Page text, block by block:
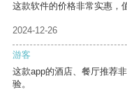
这款软件的价格非常实惠，
2024-12-26
游客
这款app的酒店、餐厅推荐
验。